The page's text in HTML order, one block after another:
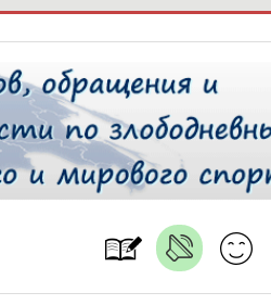
ТАБЛО АКТИВНОСТИ
У